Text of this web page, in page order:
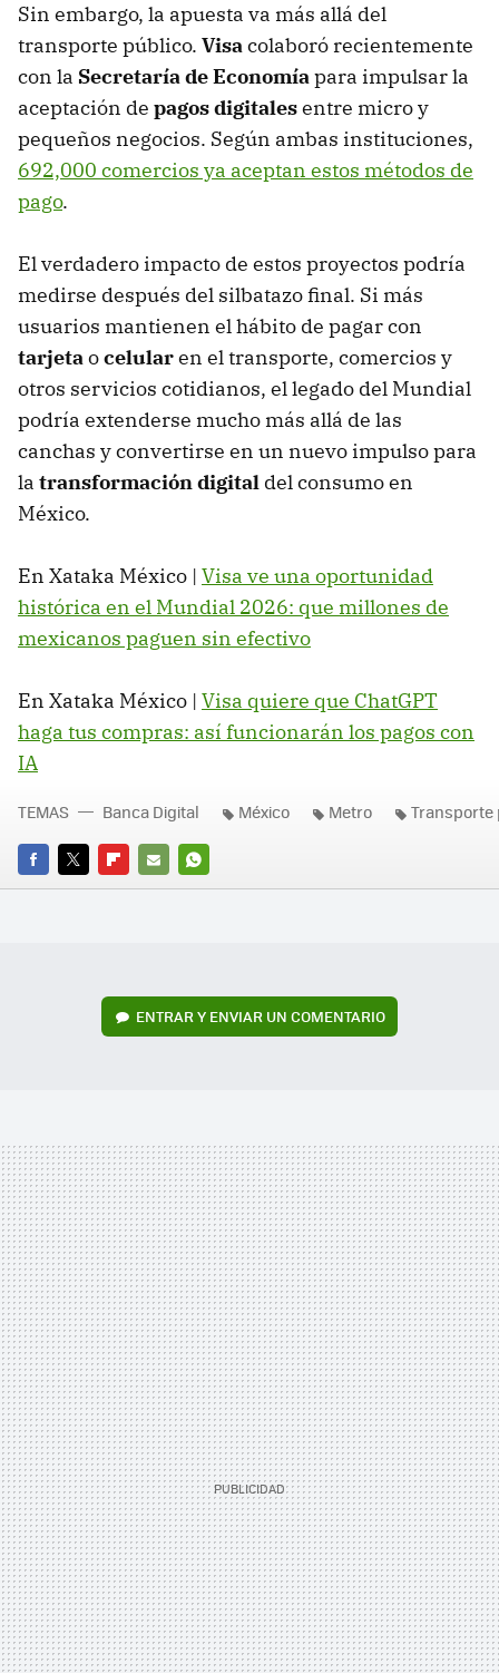
Sin embargo, la apuesta va más allá del
transporte público. Visacolaboró recientemente
con la Secretaría de Economíapara impulsar la
aceptación de pagos digitalesentre micro y
pequeños negocios. Según ambas instituciones,
692,000 comercios ya aceptan estos métodos de
pago.
El verdadero impacto de estos proyectos podría
medirse después del silbatazo final. Si más
usuarios mantienen el hábito de pagar con
tarjetaocelularen el transporte, comercios y
otros servicios cotidianos, el legado del Mundial
podría extenderse mucho más allá de las
canchas y convertirse en un nuevo impulso para
la transformación digital del consumo en
México.
En Xataka México | Visa ve una oportunidad
histórica en el Mundial 2026: que millones de
mexicanos paguen sin efectivo
En Xataka México | Visa quiere que ChatGPT
haga tus compras: así funcionarán los pagos con
IA
FACEBOOK
TWITTERFLIPBOARD
E-
WHATSAPP
TEMAS Banca Digital México Metro Transporte
ENTRAR Y ENVIAR UN COMENTARIO